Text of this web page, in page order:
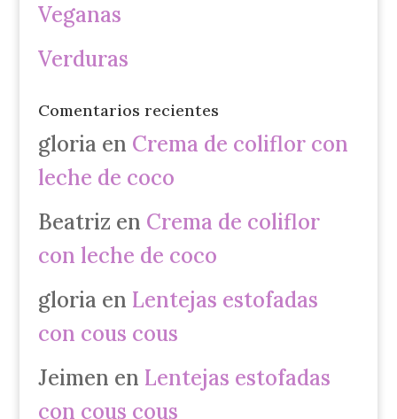
Veganas
Verduras
Comentarios recientes
gloria en Crema de coliflor con
leche de coco
Beatriz en Crema de coliflor
con leche de coco
gloria en Lentejas estofadas
con cous cous
Jeimen en Lentejas estofadas
con cous cous